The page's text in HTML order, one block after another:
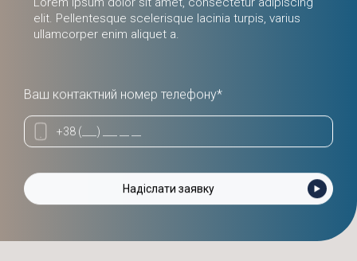
elit. Pellentesque scelerisque lacinia turpis, varius
ullamcorper enim aliquet a.
Ваш контактний номер телефону*